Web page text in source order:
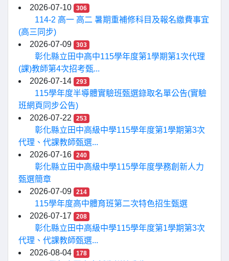
2026-07-10
306
114-2 高一 高二 暑期重補修科目及報名繳費事宜
(高三同步)
2026-07-09
303
彰化縣立田中高中115學年度第1學期第1次代理
(課)教師第4次招考甄...
2026-07-14
293
115學年度半導體實驗班甄選錄取名單公告(實驗
班網頁同步公告)
2026-07-22
253
彰化縣立田中高級中學115學年度第1學期第3次
代理、代課教師甄選...
2026-07-16
240
彰化縣立田中高級中學115學年度學務創新人力
甄選簡章
2026-07-09
214
115學年度高中體育班第二次特色招生甄選
2026-07-17
208
彰化縣立田中高級中學115學年度第1學期第3次
代理、代課教師甄選...
2026-08-04
178